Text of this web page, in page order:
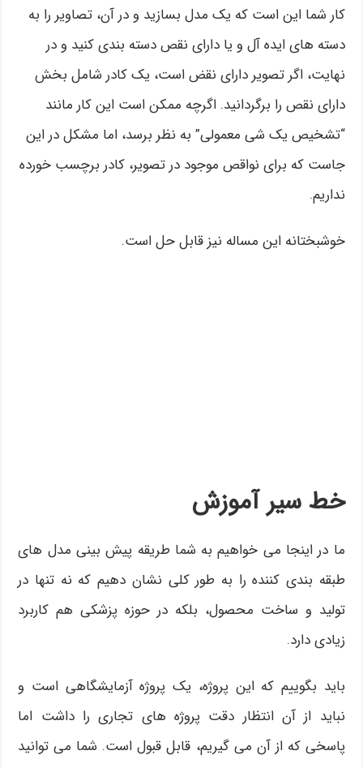
کار شما این است که یک مدل بسازید و در آن، تصاویر را به
دسته های ایده آل و یا دارای نقص دسته بندی کنید و در
نهایت، اگر تصویر دارای نقض است، یک کادر شامل بخش
دارای نقص را برگردانید. اگرچه ممکن است این کار مانند
“تشخیص یک شی معمولی” به نظر برسد، اما مشکل در این
جاست که برای نواقص موجود در تصویر، کادر برچسب خورده
نداریم.
خوشبختانه این مساله نیز قابل حل است.
خط سیر آموزش
ما در اینجا می خواهیم به شما طریقه پیش بینی مدل های
طبقه بندی کننده را به طور کلی نشان دهیم که نه تنها در
تولید و ساخت محصول، بلکه در حوزه پزشکی هم کاربرد
زیادی دارد.
باید بگوییم که این پروژه، یک پروژه آزمایشگاهی است و
نباید از آن انتظار دقت پروژه های تجاری را داشت اما
پاسخی که از آن می گیریم، قابل قبول است. شما می توانید